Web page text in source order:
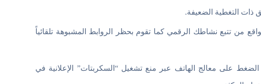
ذات التغطية الضعيفة.
من تتبع نشاطك الرقمي كما تقوم بحظر الروابط المشبوهة تلقائياً
على معالج الهاتف عبر منع تشغيل “السكربتات” الإعلانية في